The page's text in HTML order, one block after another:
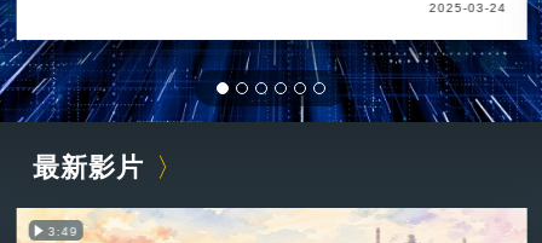
2025-03-24
最新影片
3:49